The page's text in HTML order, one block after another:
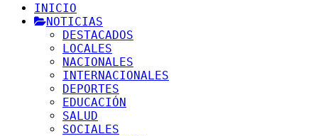
INICIO
NOTICIAS
DESTACADOS
LOCALES
NACIONALES
INTERNACIONALES
DEPORTES
EDUCACIÓN
SALUD
SOCIALES